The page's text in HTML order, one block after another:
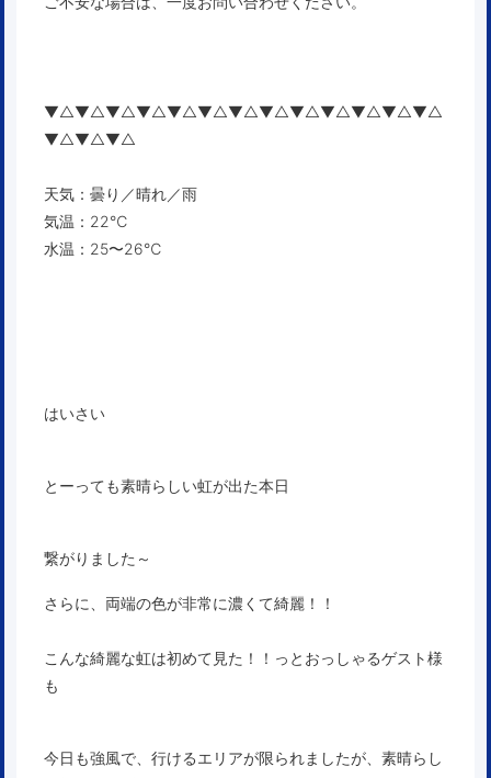
▼△▼△▼△▼△▼△▼△▼△▼△▼△▼△▼△▼△▼△
▼△▼△▼△
天気：曇り／晴れ／雨
気温：22℃
水温：25〜26℃
はいさい
とーっても素晴らしい虹が出た本日
繋がりました～
さらに、両端の色が非常に濃くて綺麗！！
こんな綺麗な虹は初めて見た！！っとおっしゃるゲスト様
も
今日も強風で、行けるエリアが限られましたが、素晴らし